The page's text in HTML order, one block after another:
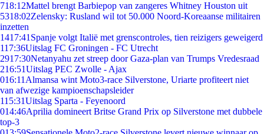
718:12Mattel brengt Barbiepop van zangeres Whitney Houston uit
5318:02Zelensky: Rusland wil tot 50.000 Noord-Koreaanse militairen
inzetten
1417:41 Spanje volgt Italië met grenscontroles, tien reizigers geweigerd
117:36Uitslag FC Groningen - FC Utrecht
2917:30Netanyahu zet streep door Gaza-plan van Trumps Vredesraad
216:51Uitslag PEC Zwolle - Ajax
016:11 Almansa wint Moto3-race Silverstone, Uriarte profiteert niet
van afwezige kampioenschapsleider
115:31Uitslag Sparta - Feyenoord
014:46Aprilia domineert Britse Grand Prix op Silverstone met dubbele
top-3